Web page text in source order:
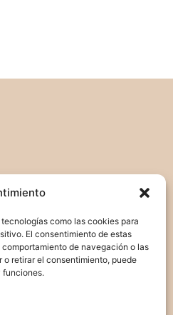
como las cookies para
El consentimiento de estas
de navegación o las
retirar el consentimiento, puede
funciones.